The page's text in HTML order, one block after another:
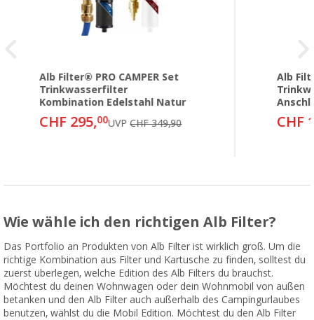
Alb Filter® PRO CAMPER Set
Trinkwasserfilter
Kombination Edelstahl Natur
CHF 295,00UVPCHF 349,90
Alb
CHF
Wie wähle ich den richtigen Alb Filter?
Das Portfolio an Produkten von Alb Filter ist wirklich groß. Um die
richtige Kombination aus Filter und Kartusche zu finden, solltest du
zuerst überlegen, welche Edition des Alb Filters du brauchst.
Möchtest du deinen Wohnwagen oder dein Wohnmobil von außen
betanken und den Alb Filter auch außerhalb des Campingurlaubes
benutzen, wählst du die Mobil Edition. Möchtest du den Alb Filter